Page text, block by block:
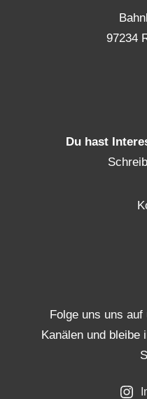
97234
Du hast
Folge uns uns
Kanälen und bleibe